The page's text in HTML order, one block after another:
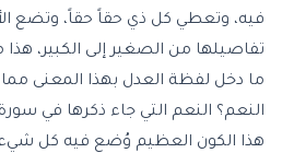
فيه، وتعطي كل ذي حقاً حقاً، وتضع
تفاصيلها من الصغير إلى الكبير،
ما دخل لفظة العدل بهذا المعنى
النعم؟ النعم التي جاء ذكرها في
هذا الكون العظيم وُضع فيه كل شيء،